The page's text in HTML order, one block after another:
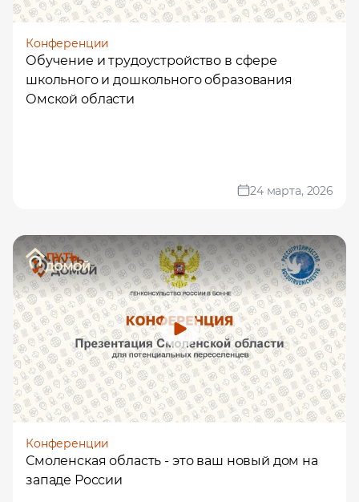
Конференции
Обучение и трудоустройство в сфере
школьного и дошкольного образования
Омской области
24 марта, 2026
Конференции
Смоленская область - это ваш новый дом на
западе России